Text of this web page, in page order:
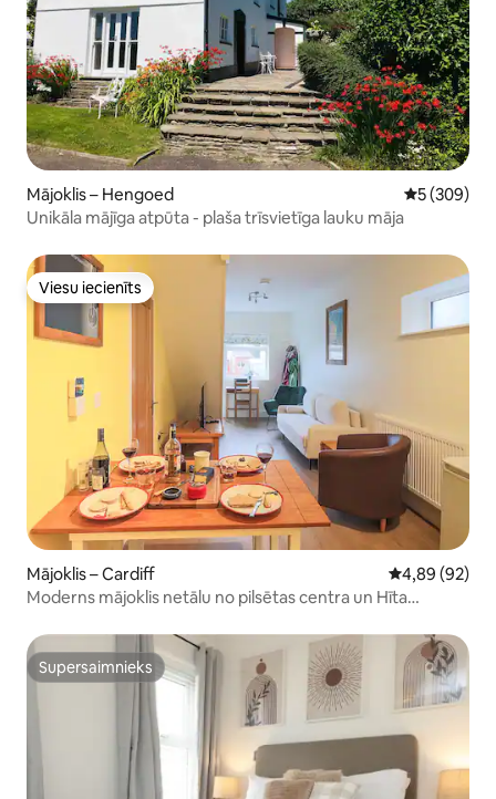
Mājoklis – Hengoed Vidējais
5 (309)
Unikāla mājīga atpūta - plaša trīsvietīga lauku māja
Viesu iecienīts
Viesu iecienīts
Mājoklis – Cardiff Vidējais
4,89 (92)
Moderns mājoklis netālu no pilsētas centra un Hīta
Supersaimnieks
Supersaimnieks